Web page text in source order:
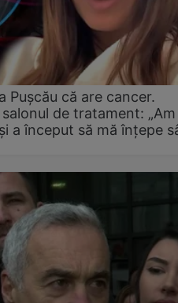
Pușcău că are cancer.
de tratament:
a început să mă înțepe